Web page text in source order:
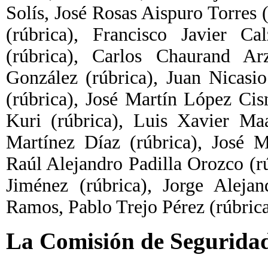
Solís, José Rosas Aispuro
(rúbrica), Francisco Javier
(rúbrica), Carlos Chaurand
González (rúbrica), Juan
(rúbrica), José Martín López
Kuri (rúbrica), Luis Xavier
Martínez Díaz (rúbrica), José
Raúl Alejandro Padilla Orozco
Jiménez (rúbrica), Jorge
Ramos, Pablo Trejo Pérez
La Comisión de